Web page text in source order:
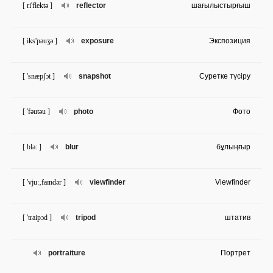
reflector
[ ri'flektə ] шағылыстырғыш
exposure
[ iks'pəuʒə ] Экспозиция
snapshot
[ 'snæpʃɔt ] Суретке түсіру
photo
[ 'fəutəu ] Фото
blur
[ blə: ] бұлыңғыр
viewfinder
[ 'vju:‚faɪndər ] Viewfinder
tripod
[ 'traipɔd ] штатив
portraiture Портрет